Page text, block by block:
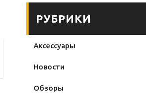
РУБРИКИ
Аксессуары
Новости
Обзоры